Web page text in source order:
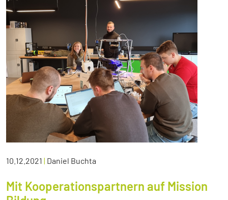
10.12.2021 | Daniel Buchta
Mit Kooperationspartnern auf Mission